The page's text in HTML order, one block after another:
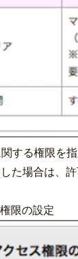
する権限を指
した場合は、
限の設定